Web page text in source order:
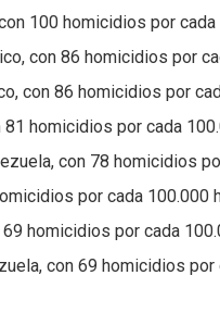
100 homicidios por
con 86 homicidios por
con 86 homicidios por
81 homicidios por cada
con 78 homicidios
por cada 100.000
69 homicidios por cada
con 69 homicidios